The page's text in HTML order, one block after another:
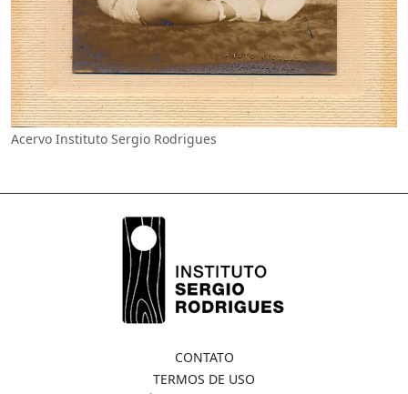
Acervo Instituto Sergio Rodrigues
CONTATO
TERMOS DE USO